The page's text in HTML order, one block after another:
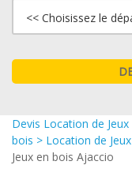
Devis Location de
bois > Location de
Jeux en bois Ajaccio